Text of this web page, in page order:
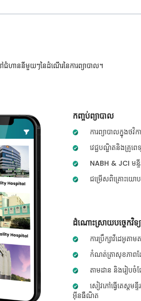
ៅជំហាននីមួយៗនៃដំណើរនៃការព្យាបាល។
កញ្ចប់ព្យាបាល
ការព្យាបាលក្នុងថវិ
វេជ្ជបណ្ឌិតនិងគ្រូពេ
NABH & JCI មន្
ជម្រើសពិគ្រោះយោ
ដំណោះស្រាយបច្ចេកវិទ្យ
ការប្រឹក្សាវីដេអូតាម
កំណត់ត្រាសុខភាពដ
តាមដាន និងរៀបចំ
សៀវភៅធ្វើតេស្ត
អ៊ីនធឺណិត